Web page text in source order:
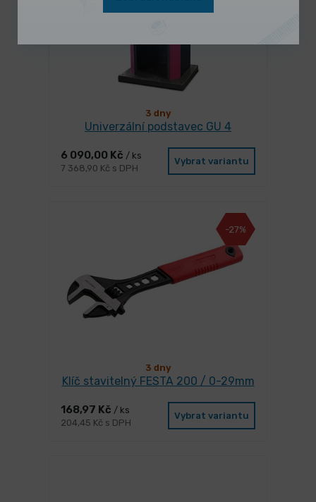
3 dny
Univerzální podstavec GU 4
6 090,00 Kč / ks
7 368,90 Kč s DPH
Vybrat variantu
-27%
3 dny
Klíč stavitelný FESTA 200 / 0-29mm
168,97 Kč / ks
204,45 Kč s DPH
Vybrat variantu